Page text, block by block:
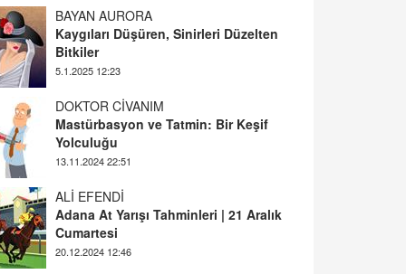
BAYAN AURORA
Kaygıları Düşüren, Sinirleri Düzelten
Bitkiler
5.1.2025 12:23
DOKTOR CİVANIM
Mastürbasyon ve Tatmin: Bir Keşif
Yolculuğu
13.11.2024 22:51
ALİ EFENDİ
Adana At Yarışı Tahminleri | 21 Aralık
Cumartesi
20.12.2024 12:46